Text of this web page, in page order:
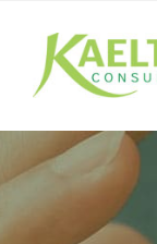
content